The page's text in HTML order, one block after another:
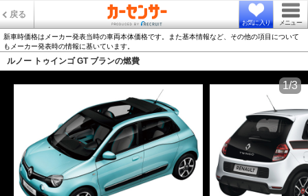
戻る
お気に入り メニュー
新車時価格はメーカー発表当時の車両本体価格です。また基本情報など、その他の項目について
もメーカー発表時の情報に基いています。
ルノー トゥインゴ GT ブランの燃費
1/3